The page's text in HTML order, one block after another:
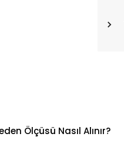
Ölçüsü Nasıl Alınır?